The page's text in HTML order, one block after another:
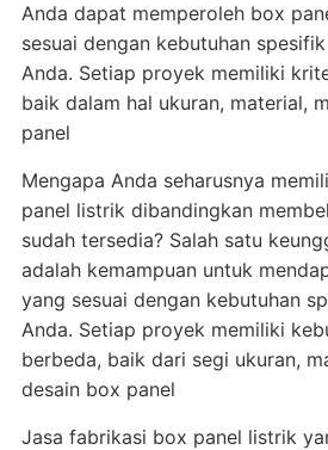
Anda dapat memperoleh box
sesuai dengan kebutuhan
Anda. Setiap proyek memiliki
baik dalam hal ukuran, material,
panel
Mengapa Anda seharusnya
panel listrik dibandingkan
sudah tersedia? Salah satu
adalah kemampuan untuk
yang sesuai dengan kebutuhan
Anda. Setiap proyek memiliki
berbeda, baik dari segi ukuran,
desain box panel
Jasa fabrikasi box panel listrik